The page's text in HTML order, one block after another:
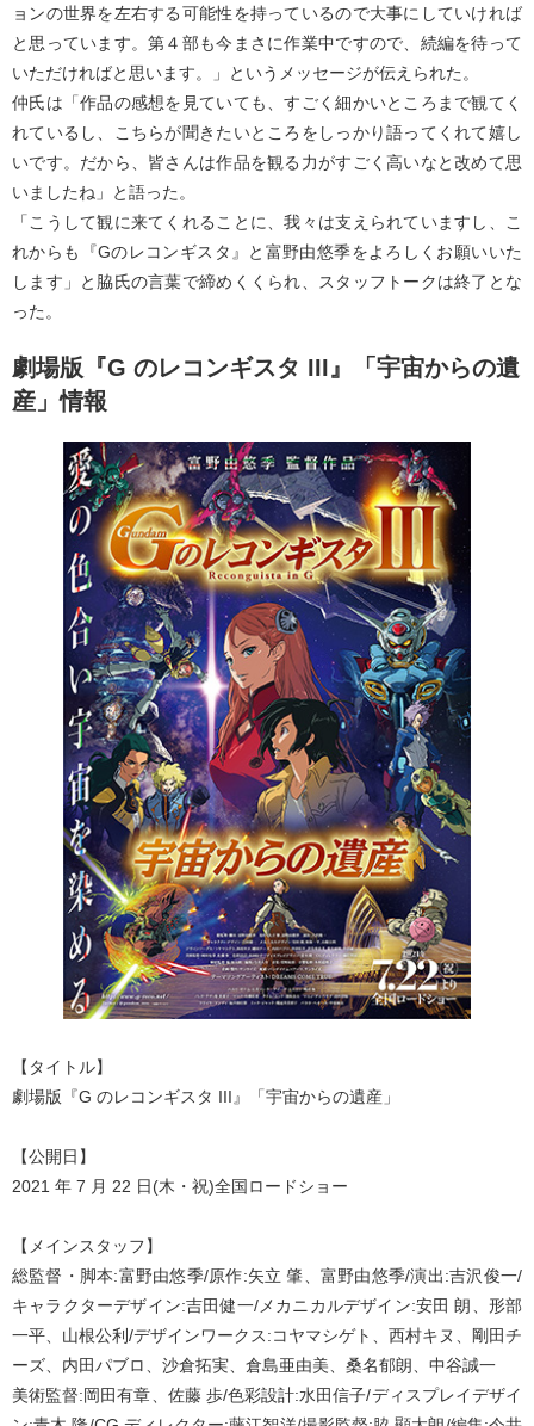
ョンの世界を左右する可能性を持っているので大事にしていければ
と思っています。第４部も今まさに作業中ですので、続編を待って
いただければと思います。」というメッセージが伝えられた。
仲氏は「作品の感想を見ていても、すごく細かいところまで観てく
れているし、こちらが聞きたいところをしっかり語ってくれて嬉し
いです。だから、皆さんは作品を観る力がすごく高いなと改めて思
いましたね」と語った。
「こうして観に来てくれることに、我々は支えられていますし、こ
れからも『Gのレコンギスタ』と富野由悠季をよろしくお願いいた
します」と脇氏の言葉で締めくくられ、スタッフトークは終了とな
った。
劇場版『G のレコンギスタ III』「宇宙からの遺
産」情報
【タイトル】
劇場版『G のレコンギスタ III』「宇宙からの遺産」
【公開日】
2021 年 7 月 22 日(木・祝)全国ロードショー
【メインスタッフ】
総監督・脚本:富野由悠季/原作:矢立 肇、富野由悠季/演出:吉沢俊一/
キャラクターデザイン:吉田健一/メカニカルデザイン:安田 朗、形部
一平、山根公利/デザインワークス:コヤマシゲト、西村キヌ、剛田チ
ーズ、内田パブロ、沙倉拓実、倉島亜由美、桑名郁朗、中谷誠一
美術監督:岡田有章、佐藤 歩/色彩設計:水田信子/ディスプレイデザイ